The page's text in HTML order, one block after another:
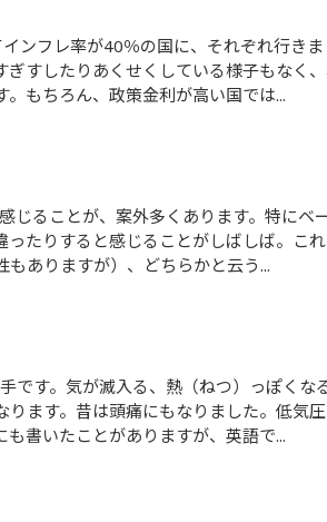
すしたりあくせくしている様子もなく
もちろん、政策金利が高い国では...
ったりすると感じることがしばしば。こ
ありますが）、どちらかと云う...
ます。昔は頭痛にもなりました。低気圧
書いたことがありますが、英語で...